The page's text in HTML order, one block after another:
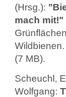
(Hrsg.):
mach mit!"
(7 MB).
Scheuchl,
Wolfgang: